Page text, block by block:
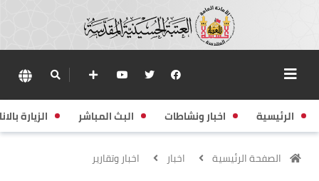
الرئيسية اخبار ونشاطات البث المباشر الزيارة
الصفحة الرئيسية اخبار اخبار وتقارير